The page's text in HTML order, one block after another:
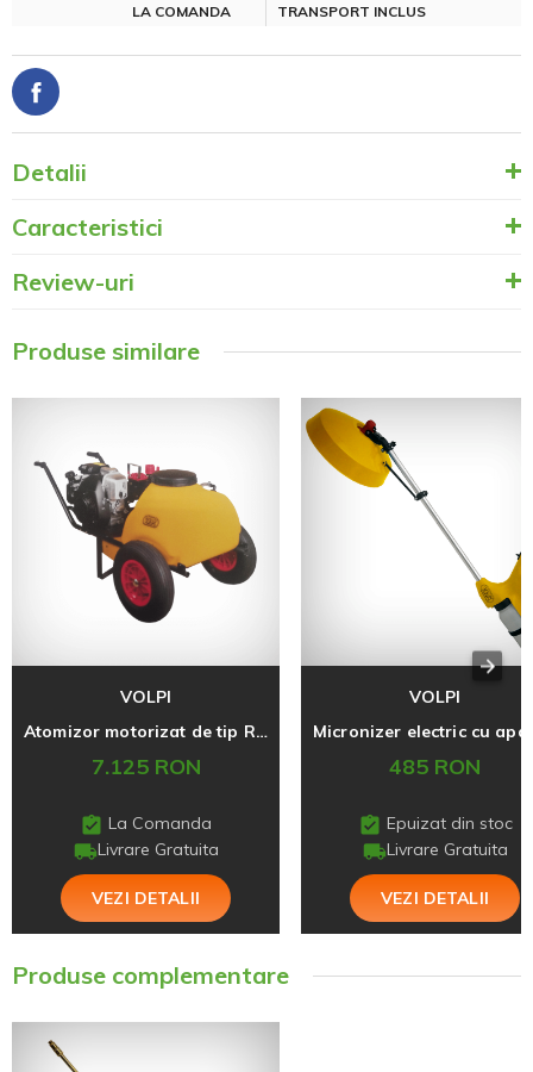
LA COMANDA TRANSPORT INCLUS
Detalii
Caracteristici
Review-uri
Produse similare
VOLPI
Atomizor motorizat de tip Roaba, Volpi AR252
7.125 RON
La Comanda
Livrare Gratuita
VEZI DETALII
VOLPI
485 RON
Epuizat din stoc
Livrare Gratuita
VEZI DETALII
Produse complementare